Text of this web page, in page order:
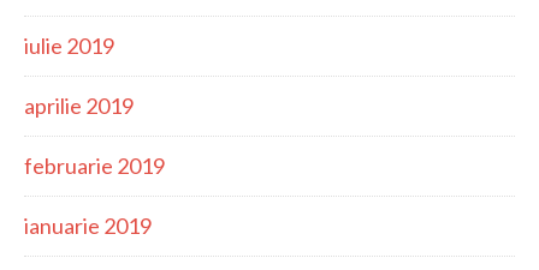
iulie 2019
aprilie 2019
februarie 2019
ianuarie 2019